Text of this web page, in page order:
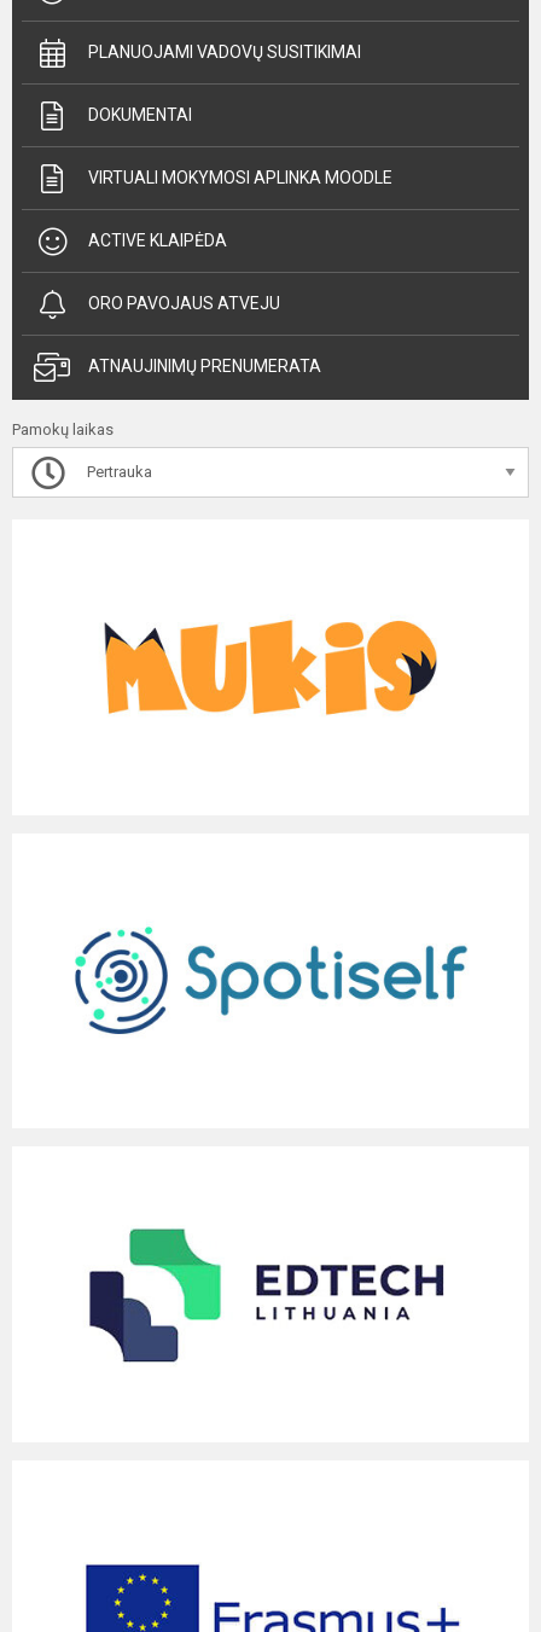
PLANUOJAMI VADOVŲ SUSITIKIMAI
DOKUMENTAI
VIRTUALI MOKYMOSI APLINKA MOODLE
ACTIVE KLAIPĖDA
ORO PAVOJAUS ATVEJU
ATNAUJINIMŲ PRENUMERATA
Pamokų laikas
Pertrauka